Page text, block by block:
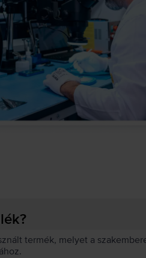
termék, melyet a